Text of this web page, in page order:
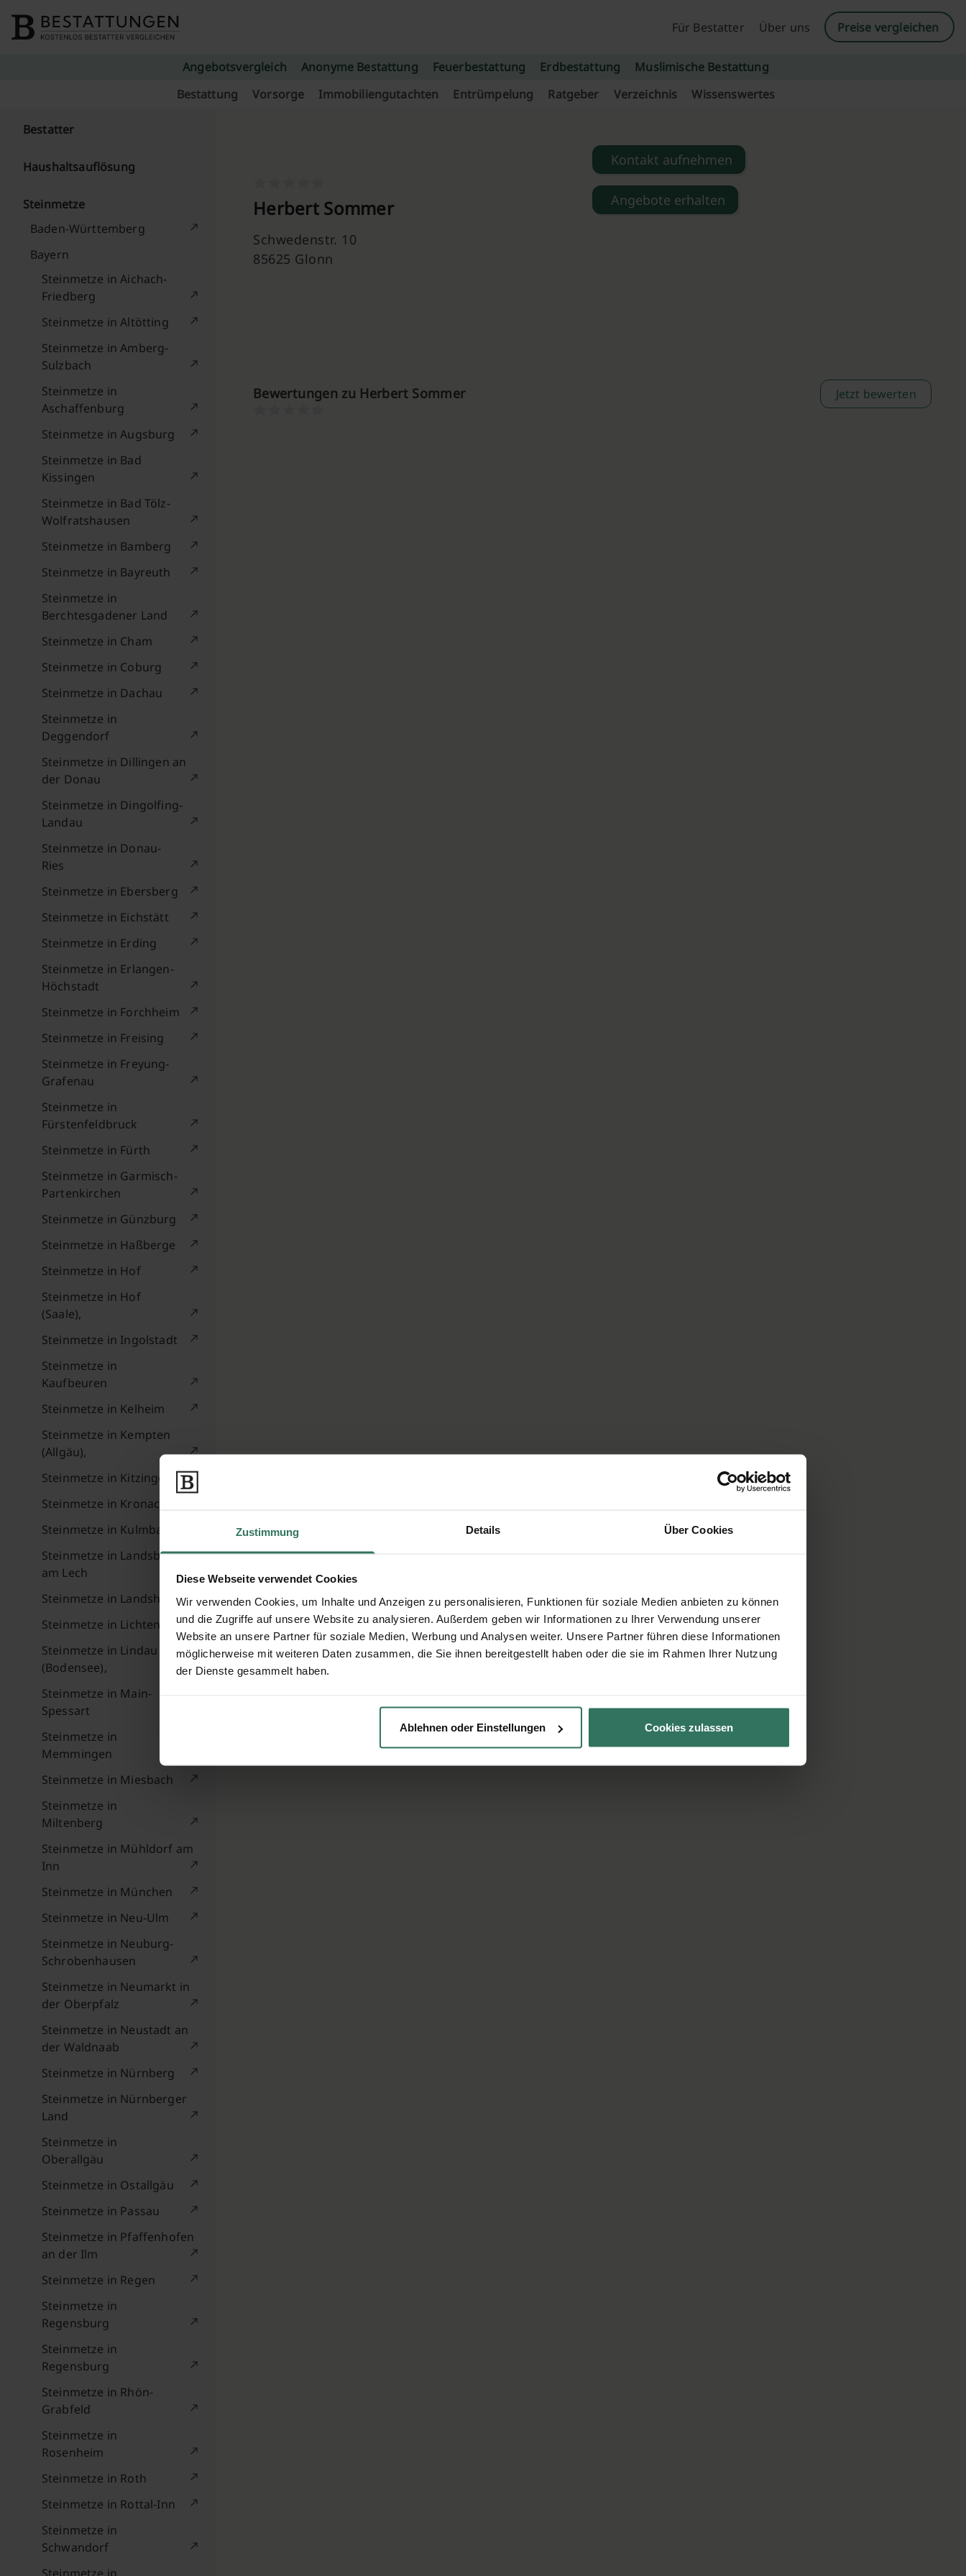
Zustimmung Details Über Cookies
Diese Webseite verwendet Cookies
Wir verwenden Cookies, um Inhalte und Anzeigen zu personalisieren, Funktionen für soziale Medien anbieten zu können
und die Zugriffe auf unsere Website zu analysieren. Außerdem geben wir Informationen zu Ihrer Verwendung unserer
Website an unsere Partner für soziale Medien, Werbung und Analysen weiter. Unsere Partner führen diese Informationen
möglicherweise mit weiteren Daten zusammen, die Sie ihnen bereitgestellt haben oder die sie im Rahmen Ihrer Nutzung
der Dienste gesammelt haben.
Ablehnen oder Einstellungen Cookies zulassen
Für Bestatter
Über uns Preise vergleichen
Angebotsvergleich Anonyme Bestattung Feuerbestattung Erdbestattung
Muslimische Bestattung
Bestattung
Vorsorge Immobiliengutachten Entrümpelung Ratgeber Verzeichnis Wissenswertes
Bestatter
Haushaltsauflösung
Steinmetze
Baden-Württemberg
Bayern
Steinmetze in Aichach-
Friedberg
Steinmetze in Altötting
Steinmetze in Amberg-
Sulzbach
Steinmetze in
Aschaffenburg
Steinmetze in Augsburg
Steinmetze in Bad
Kissingen
Steinmetze in Bad Tölz-
Wolfratshausen
Steinmetze in Bamberg
Steinmetze in Bayreuth
Steinmetze in
Berchtesgadener Land
Steinmetze in Cham
Steinmetze in Coburg
Steinmetze in Dachau
Steinmetze in
Deggendorf
Steinmetze in Dillingen an
der Donau
Steinmetze in Dingolfing-
Landau
Steinmetze in Donau-
Ries
Steinmetze in Ebersberg
Steinmetze in Eichstätt
Steinmetze in Erding
Steinmetze in Erlangen-
Höchstadt
Steinmetze in Forchheim
Steinmetze in Freising
Steinmetze in Freyung-
Grafenau
Steinmetze in
Fürstenfeldbruck
Steinmetze in Fürth
Steinmetze in Garmisch-
Partenkirchen
Steinmetze in Günzburg
Steinmetze in Haßberge
Steinmetze in Hof
Steinmetze in Hof
(Saale),
Steinmetze in Ingolstadt
Steinmetze in
Kaufbeuren
Steinmetze in Kelheim
Steinmetze in Kempten
(Allgäu),
Steinmetze in Kitzingen
Steinmetze in Kronach
Steinmetze in Kulmbach
Steinmetze in Landsberg
am Lech
Steinmetze in Landshut
Steinmetze in Lichtenfels
Steinmetze in Lindau
(Bodensee),
Steinmetze in Main-
Spessart
Steinmetze in
Memmingen
Steinmetze in Miesbach
Steinmetze in
Miltenberg
Steinmetze in Mühldorf am
Inn
Steinmetze in München
Steinmetze in Neu-Ulm
Steinmetze in Neuburg-
Schrobenhausen
Steinmetze in Neumarkt in
der Oberpfalz
Steinmetze in Neustadt an
der Waldnaab
Steinmetze in Nürnberg
Steinmetze in Nürnberger
Land
Steinmetze in
Oberallgäu
Steinmetze in Ostallgäu
Steinmetze in Passau
Steinmetze in Pfaffenhofen
an der Ilm
Steinmetze in Regen
Steinmetze in
Regensburg
Steinmetze in
Regensburg
Steinmetze in Rhön-
Grabfeld
Steinmetze in
Rosenheim
Steinmetze in Roth
Steinmetze in Rottal-Inn
Steinmetze in
Schwandorf
Herbert Sommer
Schwedenstr. 10
85625 Glonn
Kontakt aufnehmen
Angebote erhalten
Bewertungen zu Herbert Sommer Jetzt bewerten